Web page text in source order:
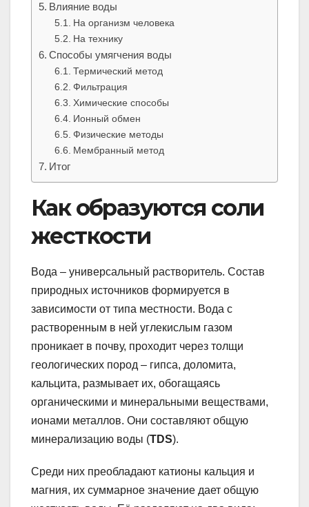
Влияние воды
На организм человека
На технику
Способы умягчения воды
Термический метод
Фильтрация
Химические способы
Ионный обмен
Физические методы
Мембранный метод
Итог
Как образуются соли
жесткости
Вода – универсальный растворитель. Состав
природных источников формируется в
зависимости от типа местности. Вода с
растворенным в ней углекислым газом
проникает в почву, проходит через толщи
геологических пород – гипса, доломита,
кальцита, размывает их, обогащаясь
органическими и минеральными веществами,
ионами металлов. Они составляют общую
минерализацию воды (TDS).
Среди них преобладают катионы кальция и
магния, их суммарное значение дает общую